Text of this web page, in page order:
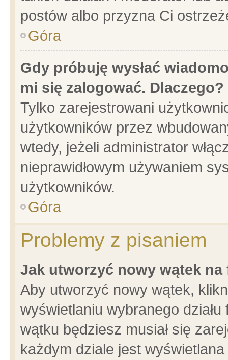
postów albo przyzna Ci
Góra
Gdy próbuję wysłać
mi się zalogować. Dlaczego?
Tylko zarejestrowani
użytkowników przez
wtedy, jeżeli administrator
nieprawidłowym używaniem
użytkowników.
Góra
Problemy z pisaniem
Jak utworzyć nowy wątek na
Aby utworzyć nowy wątek,
wyświetlaniu wybranego
wątku będziesz musiał się
każdym dziale jest